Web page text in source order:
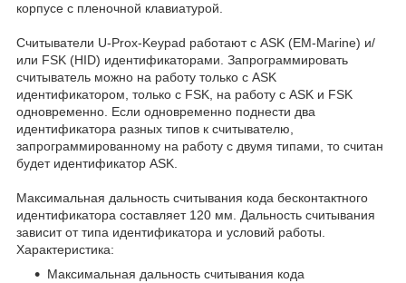
корпусе с пленочной клавиатурой.
Считыватели U-Prox-Keypad работают с ASK (EM-Marine) и/
или FSK (HID) идентификаторами. Запрограммировать
считыватель можно на работу только с ASK
идентификатором, только с FSK, на работу с ASK и FSK
одновременно. Если одновременно поднести два
идентификатора разных типов к считывателю,
запрограммированному на работу с двумя типами, то считан
будет идентификатор ASK.
Максимальная дальность считывания кода бесконтактного
идентификатора составляет 120 мм. Дальность считывания
зависит от типа идентификатора и условий работы.
Характеристика:
Максимальная дальность считывания кода